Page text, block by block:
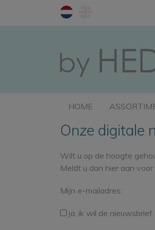
HOME
Onze digitale
Wilt u op de hoogte
Meldt u dan hier aan
Mijn e-mailadres:
ja, ik wil de